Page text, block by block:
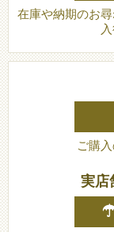
在庫や納期のお
ご購
実店
☂